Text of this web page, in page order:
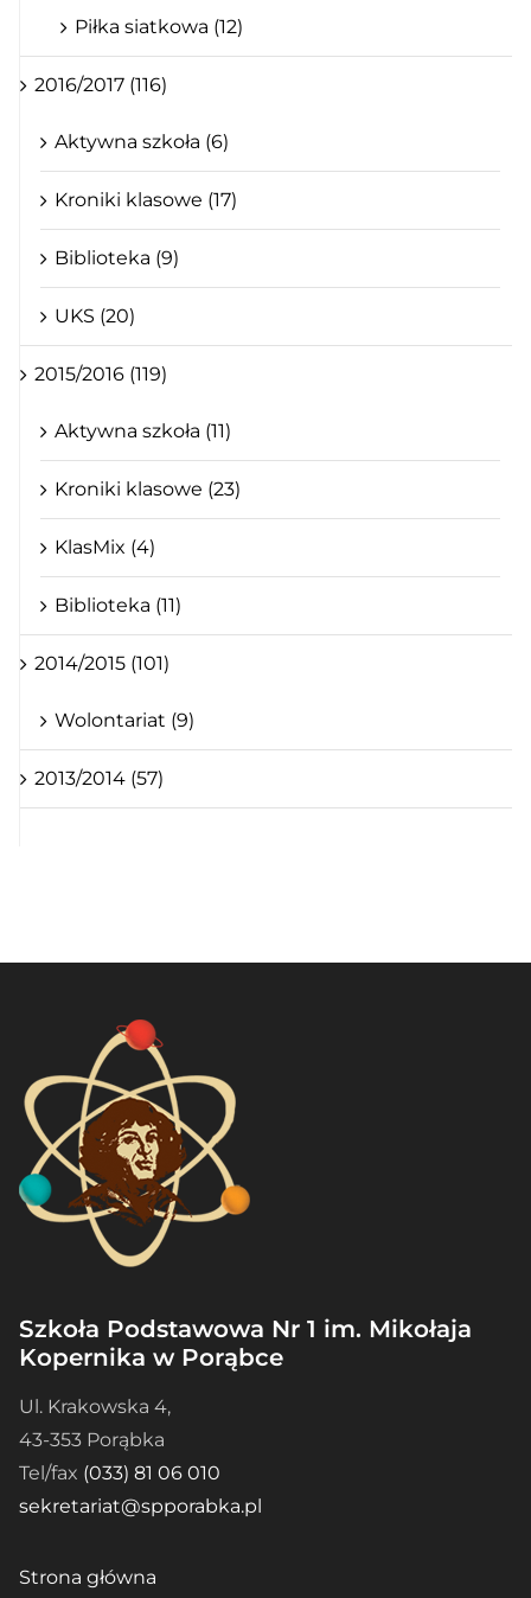
Piłka siatkowa (12)
2016/2017 (116)
Aktywna szkoła (6)
Kroniki klasowe (17)
Biblioteka (9)
UKS (20)
2015/2016 (119)
Aktywna szkoła (11)
Kroniki klasowe (23)
KlasMix (4)
Biblioteka (11)
2014/2015 (101)
Wolontariat (9)
2013/2014 (57)
Szkoła Podstawowa Nr 1 im. Mikołaja
Kopernika w Porąbce
Ul. Krakowska 4,
43-353 Porąbka
Tel/fax (033) 81 06 010
sekretariat@spporabka.pl
Strona główna